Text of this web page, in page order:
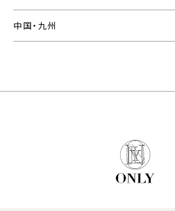
中国・九州